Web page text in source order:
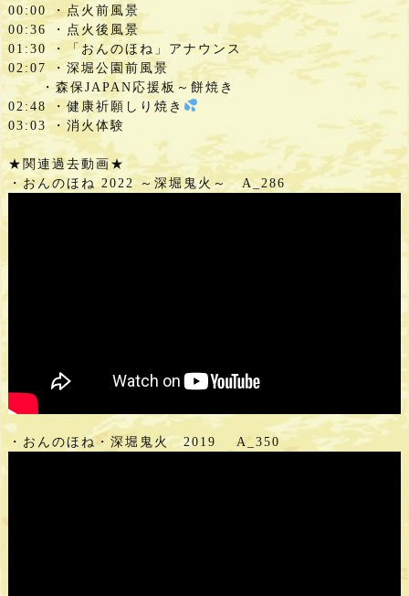
00:00 ・点火前風景
00:36 ・点火後風景
01:30 ・「おんのほね」アナウンス
02:07 ・深堀公園前風景
      ・森保JAPAN応援板～餅焼き
02:48 ・健康祈願しり焼き
03:03 ・消火体験
★関連過去動画★